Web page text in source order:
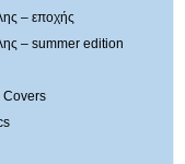
– εποχής
– summer edition
Covers